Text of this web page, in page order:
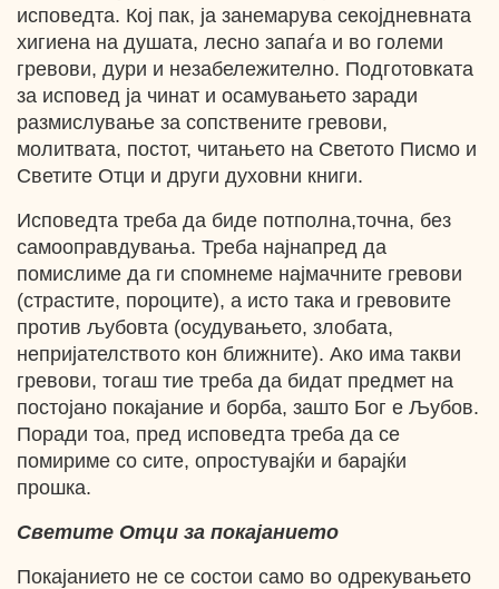
исповедта. Кој пак, ја занемарува секојдневната
хигиена на душата, лесно запаѓа и во големи
гревови, дури и незабележително. Подготовката
за исповед ја чинат и осамувањето заради
размислување за сопствените гревови,
молитвата, постот, читањето на Светото Писмо и
Светите Отци и други духовни книги.
Исповедта треба да биде потполна,точна, без
самооправдувања. Треба најнапред да
помислиме да ги спомнеме најмачните гревови
(страстите, пороците), а исто така и гревовите
против љубовта (осудувањето, злобата,
непријателството кон ближните). Ако има такви
гревови, тогаш тие треба да бидат предмет на
постојано покајание и борба, зашто Бог е Љубов.
Поради тоа, пред исповедта треба да се
помириме со сите, опростувајќи и барајќи
прошка.
Светите Отци за покајанието
Покајанието не се состои само во одрекувањето